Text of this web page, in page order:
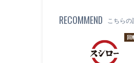
RECOMMEND こちらの
回